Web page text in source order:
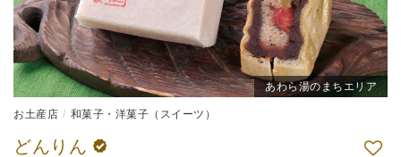
あわら湯のまちエリア
お土産店 和菓子・洋菓子（スイーツ）
どんりん